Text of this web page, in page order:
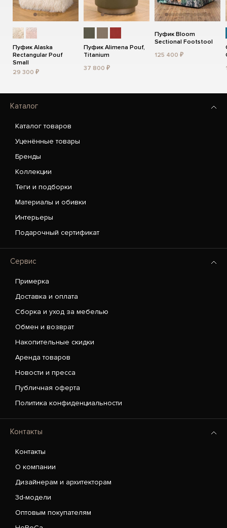
Пуфик Alaska
Rectangular Pouf
Small
29 300 ₽
Пуфик Alimena Pouf,
Titanium
37 800 ₽
Пуфик Bloom
Sectional Footstool
125 400 ₽
Каталог
Каталог товаров
Уценённые товары
Бренды
Коллекции
Теги и подборки
Материалы и обивки
Интерьеры
Подарочный сертификат
Сервис
Примерка
Доставка и оплата
Сборка и уход за мебелью
Обмен и возврат
Накопительные скидки
Аренда товаров
Новости и пресса
Публичная оферта
Политика конфиденциальности
Контакты
Контакты
О компании
Дизайнерам и архитекторам
3d-модели
Оптовым покупателям